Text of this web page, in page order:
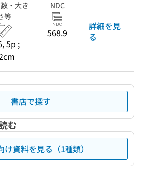
・大き
等
5p ;
NDC
568.9
詳細を見
る
書店で探す
む
け資料を見る（1種類）